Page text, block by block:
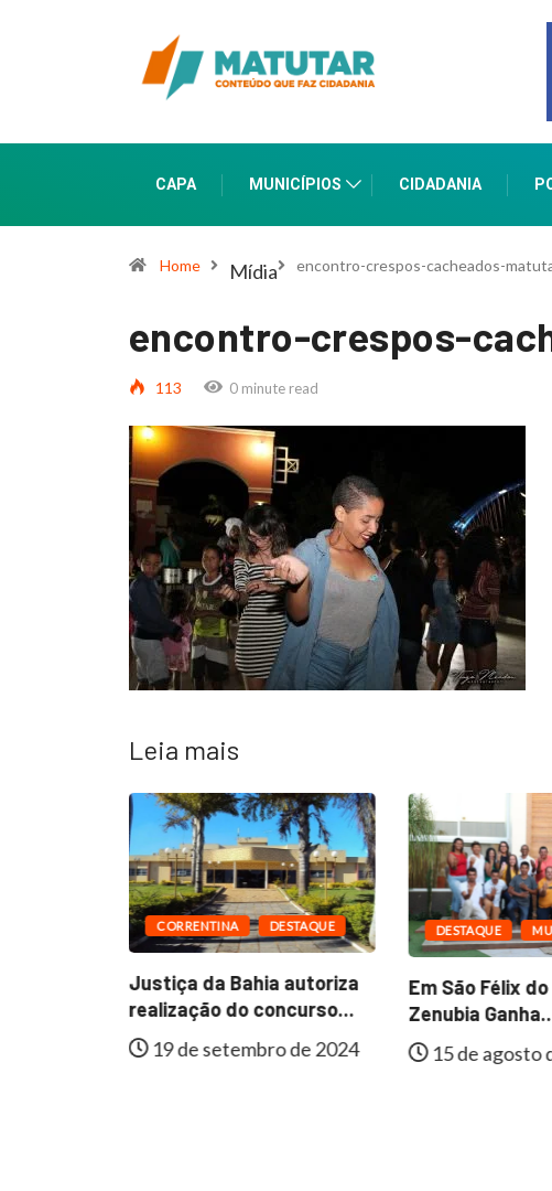
CAPA MUNICÍPIOS CIDADANIA
Home Mídia encontro-crespos-cacheados-
encontro-crespos-
113 0 minute read
Leia mais
CORRENTINA DESTAQUE
Justiça da Bahia autoriza
realização do concurso...
19 de setembro de 2024
DESTAQUE
Em São Félix
Zenubia
15 de agosto